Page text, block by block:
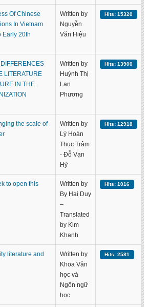
Of Chinese
In Vietnam
Early 20th
Written by
Nguyễn
Văn Hiệu
Hits: 15320
LITERATURE
IN THE
Written by
Huỳnh Thị
Lan
Phương
Hits: 13900
the scale of
Written by
Lý Hoàn
Thục Trâm
- Đỗ Vạn
Hỷ
Hits: 12918
to open this
Written by
By Hai Duy
–
Translated
by Kim
Khanh
Hits: 1016
literature and
Written by
Khoa Văn
học và
Ngôn ngữ
học
Hits: 2581